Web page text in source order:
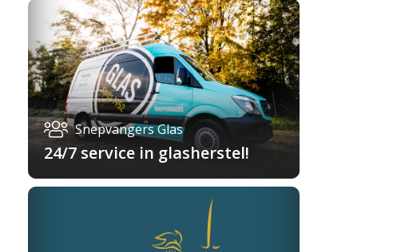
Snepvangers Glas
24/7 service in glasherstel!